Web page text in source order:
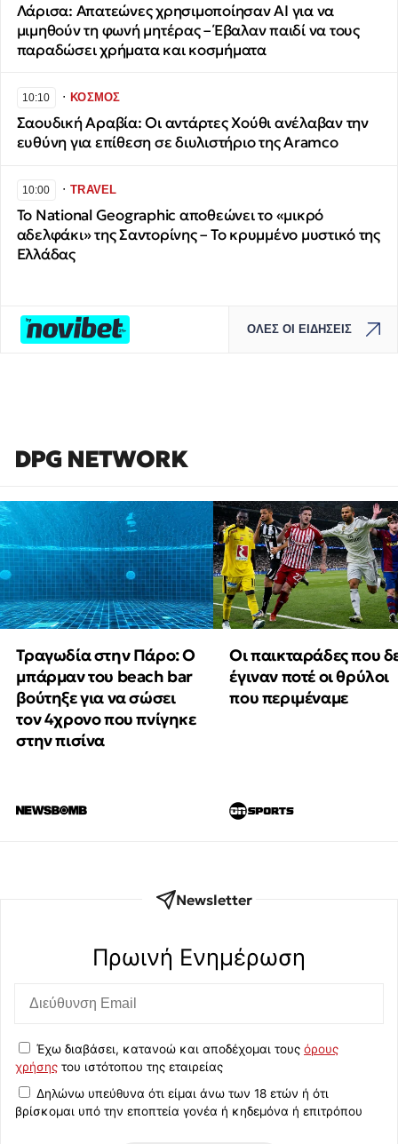
Λάρισα: Απατεώνες χρησιμοποίησαν AI για να
μιμηθούν τη φωνή μητέρας – Έβαλαν παιδί να τους
παραδώσει χρήματα και κοσμήματα
10:10 ∙ΚΟΣΜΟΣ
Σαουδική Αραβία: Οι αντάρτες Χούθι ανέλαβαν την
ευθύνη για επίθεση σε διυλιστήριο της Aramco
10:00 ∙TRAVEL
Το National Geographic αποθεώνει το «μικρό
αδελφάκι» της Σαντορίνης – Το κρυμμένο μυστικό της
Ελλάδας
ΟΛΕΣ ΟΙ ΕΙΔΗΣΕΙΣ
DPG NETWORK
Τραγωδία στην Πάρο: Ο
μπάρμαν του beach bar
βούτηξε για να σώσει
τον 4χρονο που πνίγηκε
στην πισίνα
Οι παικταράδες που
έγιναν ποτέ οι θρύλοι
που περιμέναμε
Newsletter
Πρωινή Eνημέρωση
Έχω διαβάσει, κατανοώ και αποδέχομαι τους όρους
χρήσης του ιστότοπου της εταιρείας
Δηλώνω υπεύθυνα ότι είμαι άνω των 18 ετών ή ότι
βρίσκομαι υπό την εποπτεία γονέα ή κηδεμόνα ή επιτρόπου